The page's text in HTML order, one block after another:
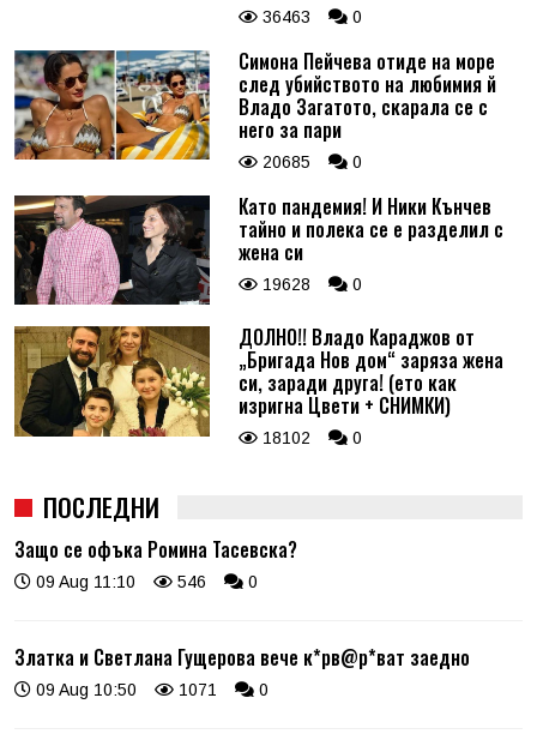
36463 0
Симона Пейчева отиде на море
след убийството на любимия й
Владо Загатото, скарала се с
него за пари
20685 0
Като пандемия! И Ники Кънчев
тайно и полека се е разделил с
жена си
19628 0
ДОЛНО!! Владо Караджов от
„Бригада Нов дом“ заряза жена
си, заради друга! (ето как
изригна Цвети + СНИМКИ)
18102 0
ПОСЛЕДНИ
Защо се офъка Ромина Тасевска?
09 Aug 11:10 546 0
Златка и Светлана Гущерова вече к*рв@р*ват заедно
09 Aug 10:50 1071 0